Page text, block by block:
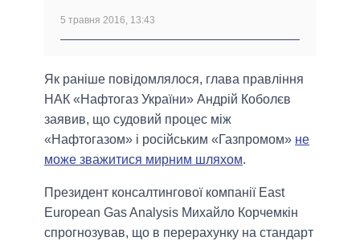
5 травня 2016, 13:43
Як раніше повідомлялося, глава правління
НАК «Нафтогаз України» Андрій Коболєв
заявив, що судовий процес між
«Нафтогазом» і російським «Газпромом» не
може зважитися мирним шляхом.
Президент консалтингової компанії East
European Gas Analysis Михайло Корчемкін
спрогнозував, що в перерахунку на стандарт